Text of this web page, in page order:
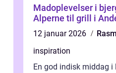
Madoplevelser i
Alperne til grill i
12 januar 2026
inspiration
En god indisk middag i